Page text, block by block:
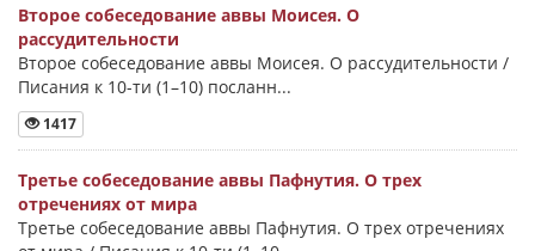
Второе собеседование аввы Моисея. О
рассудительности
Второе собеседование аввы Моисея. О рассудительности /
Писания к 10-ти (1–10) посланн...
1417
Третье собеседование аввы Пафнутия. О трех
отречениях от мира
Третье собеседование аввы Пафнутия. О трех отречениях